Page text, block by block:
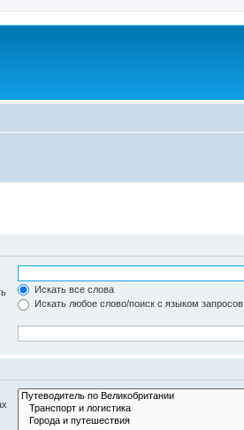
Искать все слова
Искать любое слово/поиск с языком запросов